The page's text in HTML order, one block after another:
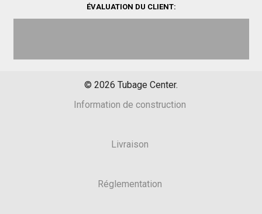
ÉVALUATION DU CLIENT:
© 2026 Tubage Center.
Information de construction
Livraison
Réglementation